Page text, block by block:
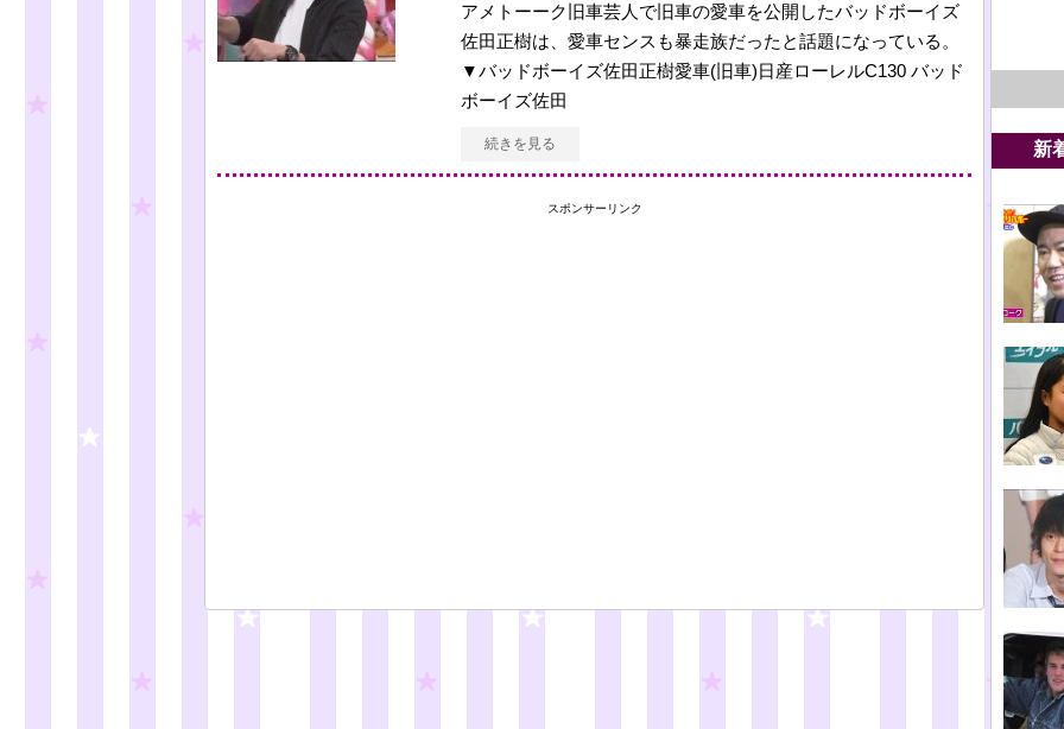
アメトーーク旧車芸人で旧車の愛車を公開したバッドボーイズ
佐田正樹は、愛車センスも暴走族だったと話題になっている。
▼バッドボーイズ佐田正樹愛車(旧車)日産ローレルC130 バッド
ボーイズ佐田
続きを見る
スポンサーリンク
新